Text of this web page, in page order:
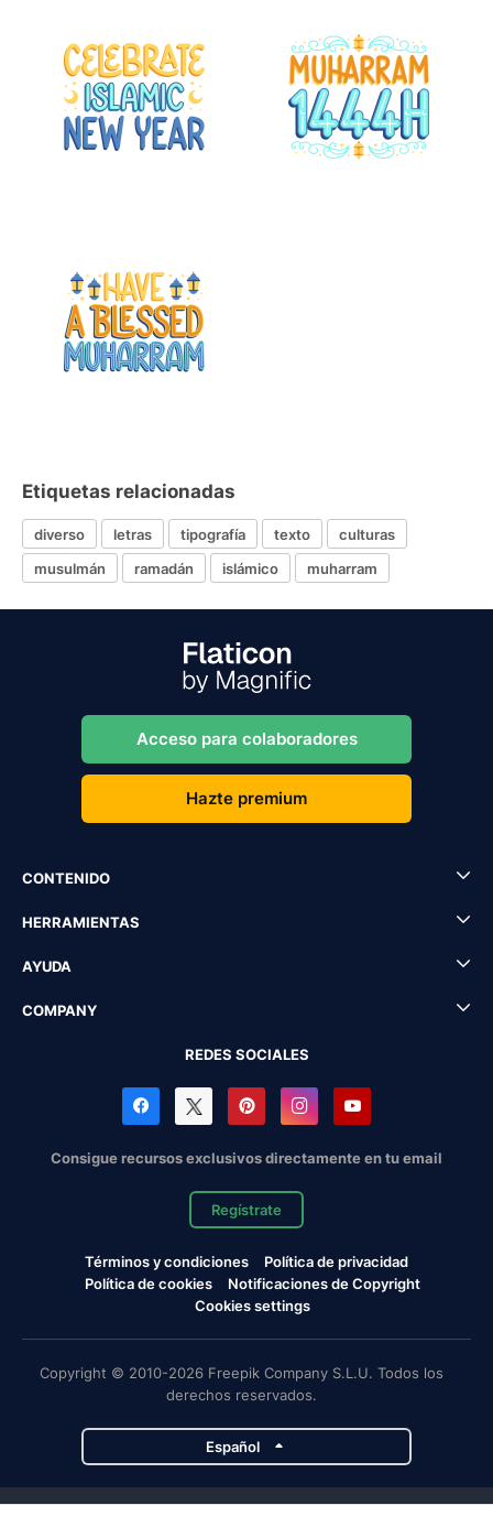
Etiquetas relacionadas
diverso letras tipografía texto
culturas
musulmán
ramadán islámico muharram
Acceso para colaboradores
Hazte premium
CONTENIDO
HERRAMIENTAS
AYUDA
COMPANY
REDES SOCIALES
Consigue recursos exclusivos directamente en tu email
Regístrate
Términos y condiciones
Política de privacidad
Política de cookies
Notificaciones de Copyright
Cookies settings
Copyright © 2010-2026 Freepik Company S.L.U. Todos los
derechos reservados.
Español